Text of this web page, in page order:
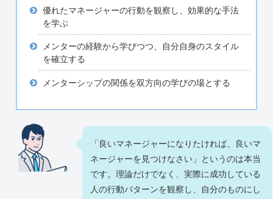
優れたマネージャーの行動を観察し、効果的な手法
を学ぶ
メンターの経験から学びつつ、自分自身のスタイル
を確立する
メンターシップの関係を双方向の学びの場とする
「良いマネージャーになりたければ、良いマ
ネージャーを見つけなさい」というのは本当
です。理論だけでなく、実際に成功している
人の行動パターンを観察し、自分のものにし